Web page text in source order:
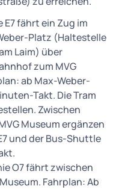
E7 fährt ein Zug im
Platz (Haltestelle
Laim) über
zum MVG
ab Max-Weber-
Takt. Die Tram
Zwischen
Museum ergänzen
und der Bus-Shuttle
O7 fährt zwischen
Fahrplan: Ab